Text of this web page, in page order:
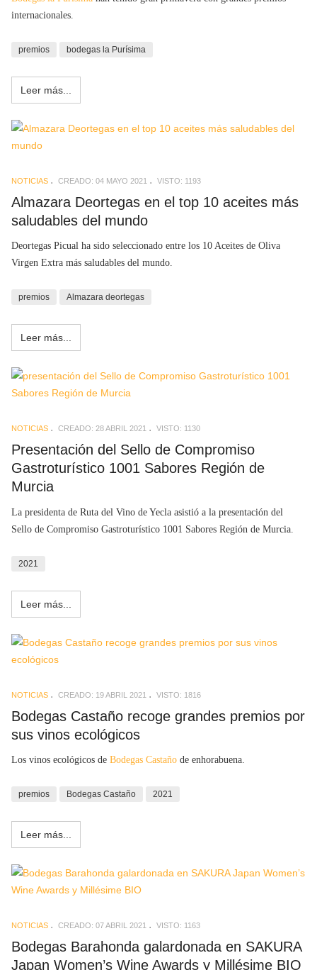
internacionales.
premios bodegas la Purísima
Leer más...
NOTICIAS CREADO: 04 MAYO 2021 VISTO: 1193
Almazara Deortegas en el top 10 aceites más
saludables del mundo
Deortegas Picual ha sido seleccionado entre los 10 Aceites de Oliva
Virgen Extra más saludables del mundo.
premios Almazara deortegas
Leer más...
NOTICIAS CREADO: 28 ABRIL 2021 VISTO: 1130
Presentación del Sello de Compromiso
Gastroturístico 1001 Sabores Región de
Murcia
La presidenta de Ruta del Vino de Yecla asistió a la presentación del
Sello de Compromiso Gastroturístico 1001 Sabores Región de Murcia.
2021
Leer más...
NOTICIAS CREADO: 19 ABRIL 2021 VISTO: 1816
Bodegas Castaño recoge grandes premios por
sus vinos ecológicos
Los vinos ecológicos de Bodegas Castaño de enhorabuena.
premios Bodegas Castaño 2021
Leer más...
NOTICIAS CREADO: 07 ABRIL 2021 VISTO: 1163
Bodegas Barahonda galardonada en SAKURA
Japan Women’s Wine Awards y Millésime BIO